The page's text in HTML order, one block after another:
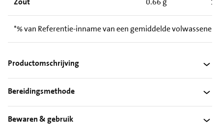
*% van Referentie-inname van een gemiddelde volwassene
Productomschrijving
Bereidingsmethode
Bewaren & gebruik